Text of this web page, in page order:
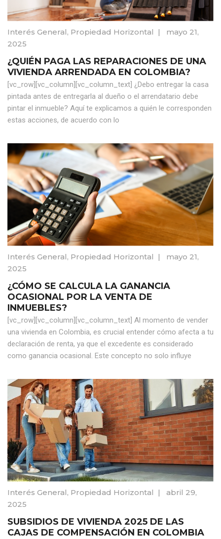
Interés General, Propiedad Horizontal | mayo 21,
2025
¿QUIÉN PAGA LAS REPARACIONES DE UNA
VIVIENDA ARRENDADA EN COLOMBIA?
[vc_row][vc_column][vc_column_text] ¿Debo entregar la casa
pintada antes de entregarla al dueño o el arrendatario debe
pintar el inmueble? Aquí te explicamos a quién le corresponden
estas acciones, de acuerdo con lo
Interés General, Propiedad Horizontal | mayo 21,
2025
¿CÓMO SE CALCULA LA GANANCIA
OCASIONAL POR LA VENTA DE
INMUEBLES?
[vc_row][vc_column][vc_column_text] Al momento de vender
una vivienda en Colombia, es crucial entender cómo afecta a tu
declaración de renta, ya que el excedente es considerado
como ganancia ocasional. Este concepto no solo influye
Interés General, Propiedad Horizontal | abril 29,
2025
SUBSIDIOS DE VIVIENDA 2025 DE LAS
CAJAS DE COMPENSACIÓN EN COLOMBIA